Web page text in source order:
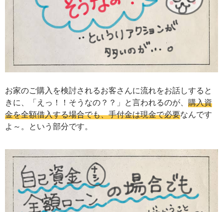
お家のご購入を検討されるお客さんに流れをお話しすると
きに、「えっ！！そうなの？？」と言われるのが、 購入資
金を全額借入する場合でも、手付金は現金で必要なんです
よ～。という部分です。